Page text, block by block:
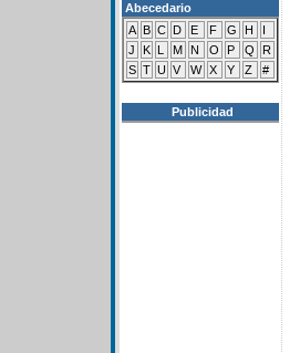
Abecedario
A B C D E F G H
I
J
K L M N O P Q
R
S T U V W X Y Z #
Publicidad